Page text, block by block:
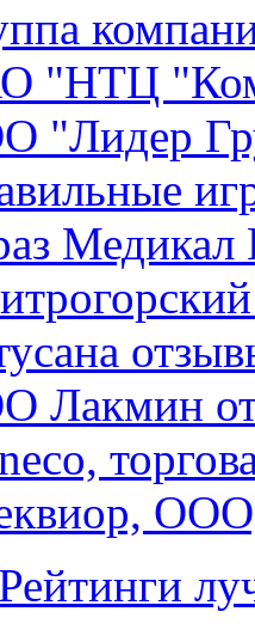
"НТЦ
"Лидер
Медикал
Лакмин
Рейтинги